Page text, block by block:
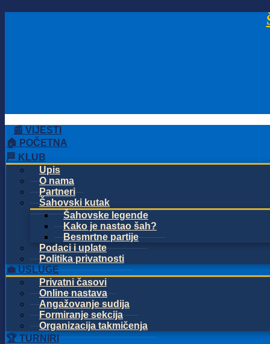
📰 VIJESTI
🏠 POČETNA
🏁 KLUB
Upis
O nama
Partneri
Šahovski kutak
Šahovske legende
Kako je nastao šah?
Besmrtne partije
Podaci i uplate
Politika privatnosti
💼 USLUGE
Privatni časovi
Online nastava
Angažovanje sudija
Formiranje sekcija
Organizacija takmičenja
🏆 TURNIRI